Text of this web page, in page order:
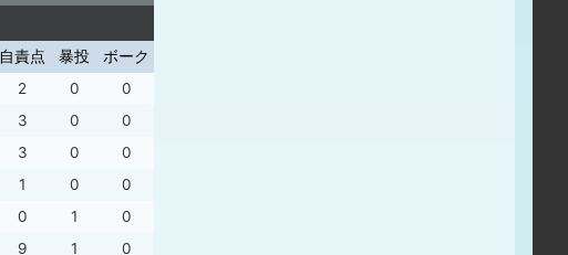
自責点 暴投 ボーク
2 0 0
3 0 0
3 0
0
1 0 0
0 1
0
9 1 0